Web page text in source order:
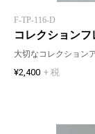
F-TP-116-D
コレクション
大切なコレクション
¥2,400 + 税